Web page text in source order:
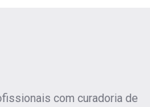
com curadoria de